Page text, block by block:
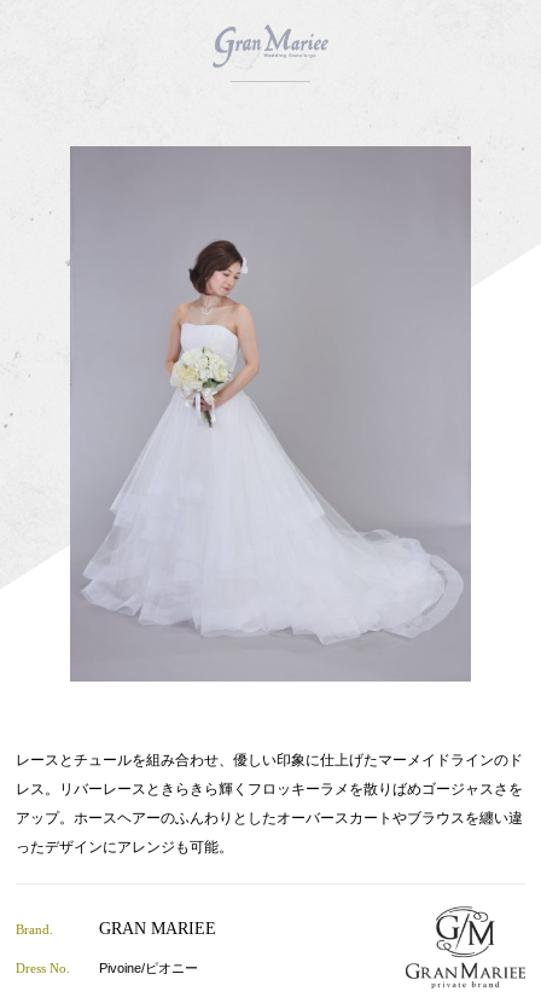
レースとチュールを組み合わせ、優しい印象に仕上げたマーメイドラインのド
レス。リバーレースときらきら輝くフロッキーラメを散りばめゴージャスさを
アップ。ホースヘアーのふんわりとしたオーバースカートやブラウスを纏い違
ったデザインにアレンジも可能。
Brand. GRAN MARIEE
Dress No. Pivoine/ピオニー